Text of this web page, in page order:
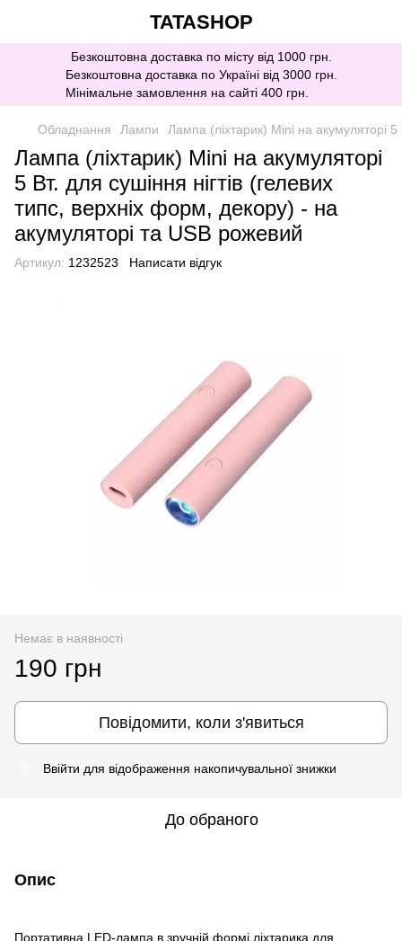
TATASHOP
Безкоштовна доставка по місту від 1000 грн.
Безкоштовна доставка по Україні від 3000 грн.
Мінімальне замовлення на сайті 400 грн.
Обладнання Лампи Лампа (ліхтарик) Mini на акумуляторі
Лампа (ліхтарик) Mini на акумуляторі
5 Вт. для сушіння нігтів (гелевих
типс, верхніх форм, декору) - на
акумуляторі та USB рожевий
Артикул: 1232523 Написати відгук
Немає в наявності
190 грн
Повідомити, коли з'явиться
Ввійти для відображення накопичувальної знижки
До обраного
Опис
Портативна LED-лампа в зручній формі ліхтарика для